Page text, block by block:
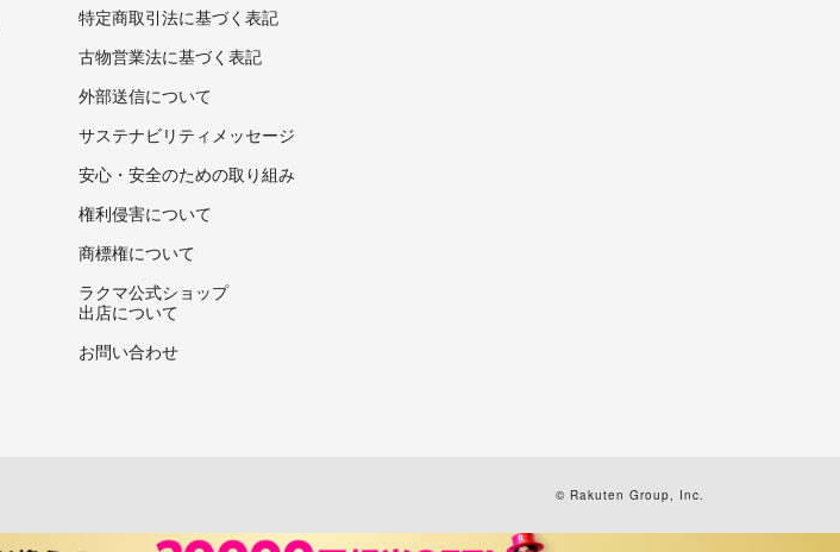
特定商取引法に基づく表記
古物営業法に基づく表記
外部送信について
サステナビリティメッセージ
安心・安全のための取り組み
権利侵害について
商標権について
ラクマ公式ショップ
出店について
お問い合わせ
© Rakuten Group, Inc.